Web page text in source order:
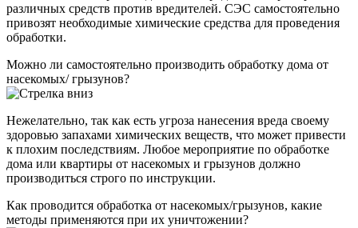
различных средств против вредителей. СЭС самостоятельно
привозят необходимые химические средства для проведения
обработки.
Можно ли самостоятельно производить обработку дома от
насекомых/ грызунов?
Нежелательно, так как есть угроза нанесения вреда своему
здоровью запахами химических веществ, что может привести
к плохим последствиям. Любое мероприятие по обработке
дома или квартиры от насекомых и грызунов должно
производиться строго по инструкции.
Как проводится обработка от насекомых/грызунов, какие
методы применяются при их уничтожении?